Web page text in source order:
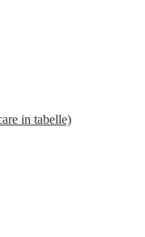
in tabelle)